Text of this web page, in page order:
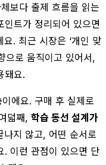
보다 출제 흐름을 읽는
트가 정리되어 있으면
요. 최근 시장은 ‘개인 맞
으로 움직이고 있어서,
돼요.
이에요. 구매 후 실제로
덟째, 학습 동선 설계가
나지 않고, 어떤 순서로
. 이런 관점이 있으면 단